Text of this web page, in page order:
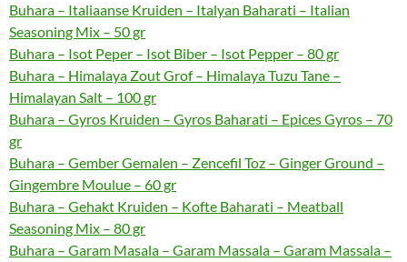
Buhara – Italiaanse Kruiden – Italyan Baharati – Italian
Seasoning Mix – 50 gr
Buhara – Isot Peper – Isot Biber – Isot Pepper – 80 gr
Buhara – Himalaya Zout Grof – Himalaya Tuzu Tane –
Himalayan Salt – 100 gr
Buhara – Gyros Kruiden – Gyros Baharati – Epices Gyros – 70
gr
Buhara – Gember Gemalen – Zencefil Toz – Ginger Ground –
Gingembre Moulue – 60 gr
Buhara – Gehakt Kruiden – Kofte Baharati – Meatball
Seasoning Mix – 80 gr
Buhara – Garam Masala – Garam Massala – Garam Massala –